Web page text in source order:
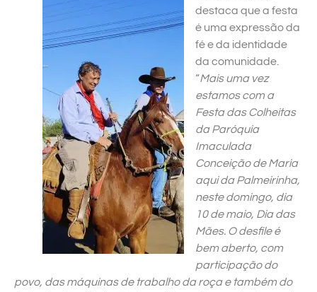
destaca que a festa
é uma expressão da
fé e da identidade
da comunidade.
“Mais uma vez
estamos com a
Festa das Colheitas
da Paróquia
Imaculada
Conceição de Maria
aqui da Palmeirinha,
neste domingo, dia
10 de maio, Dia das
Mães. O desfile é
bem aberto, com
participação do
povo, das máquinas de trabalho da roça e também do